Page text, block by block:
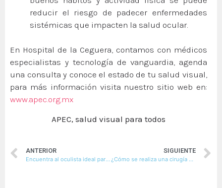
reducir el riesgo de padecer enfermedades
sistémicas que impacten la salud ocular.
En Hospital de la Ceguera, contamos con médicos
especialistas y tecnología de vanguardia, agenda
una consulta y conoce el estado de tu salud visual,
para más información visita nuestro sitio web en:
www.apec.org.mx
APEC, salud visual para todos
ANTERIOR
Encuentra al oculista ideal para ti
SIGUIENTE
¿Cómo se realiza una cirugía de catarata?